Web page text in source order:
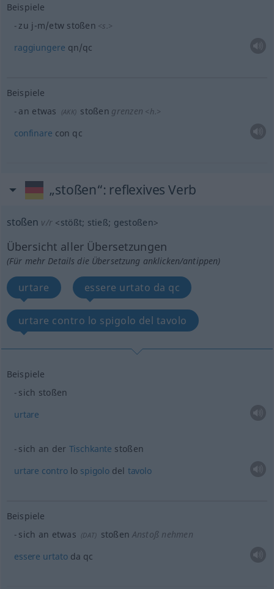
Beispiele
zu j-m/etw stoßen <s. >
raggiungere qn/qc
Beispiele
an etwas (AKK) stoßen grenzen <h. >
confinare con qc
„stoßen“: reflexives Verb
stoßen v/r <stößt; stieß; gestoßen>
Übersicht aller Übersetzungen
(Für mehr Details die Übersetzung anklicken/antippen)
urtare essere urtato da qc
urtare contro lo spigolo del tavolo
Beispiele
sich stoßen
urtare
sich an der Tischkante stoßen
urtare controlo spigolo del tavolo
Beispiele
sich an etwas (DAT) stoßen Anstoß nehmen
essere urtatoda qc